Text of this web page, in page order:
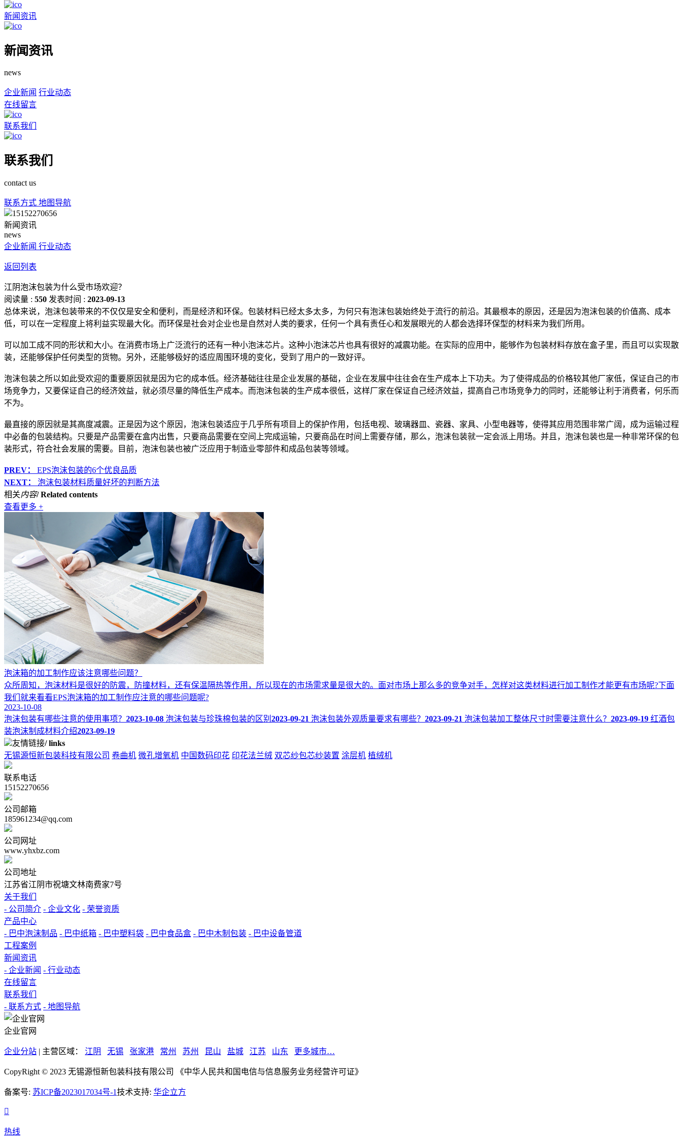
新闻资讯
新闻资讯
news
企业新闻 行业动态
在线留言
联系我们
联系我们
contact us
联系方式 地图导航
15152270656
新闻资讯
news
企业新闻 行业动态
返回列表
江阴泡沫包装为什么受市场欢迎？
阅读量 : 550 发表时间 : 2023-09-13
总体来说，泡沫包装带来的不仅仅是安全和便利，而是经济和环保。包装材料已经太多太多，为何只有泡沫包装始终处于流行的前沿。其最根本的原因，还是因为泡沫包装的价值高、成本
低，可以在一定程度上将利益实现最大化。而环保是社会对企业也是自然对人类的要求，任何一个具有责任心和发展眼光的人都会选择环保型的材料来为我们所用。
可以加工成不同的形状和大小。在消费市场上广泛流行的还有一种小泡沫芯片。这种小泡沫芯片也具有很好的减震功能。在实际的应用中，能够作为包装材料存放在盒子里，而且可以实现散
装，还能够保护任何类型的货物。另外，还能够极好的适应周围环境的变化，受到了用户的一致好评。
泡沫包装之所以如此受欢迎的重要原因就是因为它的成本低。经济基础往往是企业发展的基础，企业在发展中往往会在生产成本上下功夫。为了使得成品的价格较其他厂家低，保证自己的市
场竞争力，又要保证自己的经济效益，就必须尽量的降低生产成本。而泡沫包装的生产成本很低，这样厂家在保证自己经济效益，提高自己市场竞争力的同时，还能够让利于消费者，何乐而
不为。
最直接的原因就是其高度减震。正是因为这个原因，泡沫包装适应于几乎所有项目上的保护作用，包括电视、玻璃器皿、瓷器、家具、小型电器等，使得其应用范围非常广阔，成为运输过程
中必备的包装结构。只要是产品需要在盒内出售，只要商品需要在空间上完成运输，只要商品在时间上需要存储，那么，泡沫包装就一定会派上用场。并且，泡沫包装也是一种非常环保的包
装形式，符合社会发展的需要。目前，泡沫包装也被广泛应用于制造业零部件和成品包装等领域。
PREV：
EPS泡沫包装的6个优良品质
NEXT：
泡沫包装材料质量好坏的判断方法
相关内容/ Related contents
查看更多 +
泡沫箱的加工制作应该注意哪些问题？
众所周知，泡沫材料是很好的防震，防撞材料，还有保温隔热等作用，所以现在的市场需求量是很大的。面对市场上那么多的竞争对手，怎样对这类材料进行加工制作才能更有市场呢?下面
我们就来看看EPS泡沫箱的加工制作应注意的哪些问题呢?
2023-10-08
泡沫包装有哪些注意的使用事项？ 2023-10-08 泡沫包装与珍珠棉包装的区别 2023-09-21 泡沫包装外观质量要求有哪些？ 2023-09-21 泡沫包装加工整体尺寸时需要注意什么？ 2023-09-19 红酒包
装泡沫制成材料介绍2023-09-19
友情链接/ links
无锡源恒新包装科技有限公司 卷曲机 微孔增氧机 中国数码印花 印花法兰绒 双芯纱包芯纱装置 涂层机 植绒机
联系电话
15152270656
公司邮箱
185961234@qq.com
公司网址
www.yhxbz.com
公司地址
江苏省江阴市祝塘文林南费家7号
关于我们
- 公司简介 - 企业文化 - 荣誉资质
产品中心
- 巴中泡沫制品 - 巴中纸箱 - 巴中塑料袋 - 巴中食品盒 - 巴中木制包装 - 巴中设备管道
工程案例
新闻资讯
- 企业新闻 - 行业动态
在线留言
联系我们
- 联系方式 - 地图导航
企业官网
企业分站 | 主营区域： 江阴 无锡 张家港 常州 苏州 昆山 盐城 江苏 山东 更多城市…
CopyRight © 2023 无锡源恒新包装科技有限公司 《中华人民共和国电信与信息服务业务经营许可证》
备案号: 苏ICP备2023017034号-1技术支持: 华企立方

热线